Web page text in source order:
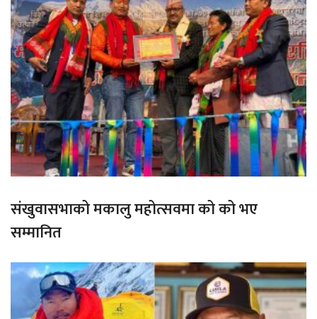
संखुवासभाको मकालु महोत्सवमा को को भए
सम्मानित